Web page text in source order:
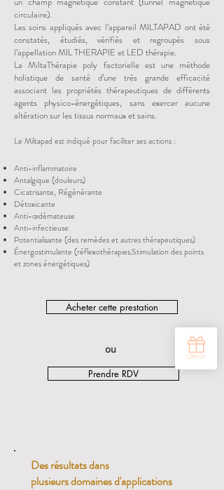
circulaire).
Les soins appliqués avec l’appareil MILTAPAD ont été
constatés, étudiés, vérifiés et regroupés sous
l’appellation MIL THERAPIE et LED thérapie.
La MiltaThérapie poly factorielle est une méthode
holistique de santé d’une très grande efficacité
associant les propriétés thérapeutiques de différents
agents physico-énergétiques, sans exercer aucune
altération sur les tissus normaux et sains.
Le Miltapad est indiqué pour faciliter ses actions :
Anti-inflammatoire
Antalgique (douleurs)
Cicatrisante, Régénérante
Détoxicante
Anti-œdémateuse
Anti-infectieuse
Potentialisante (des remèdes et autres thérapeutiques)
Énergostimulante (réflexothérapies,Stimulation des points
et zones énergétiques)
Acheter cette prestation
ou
Prendre RDV
Des résultats dans
plusieursdomainesd'applications